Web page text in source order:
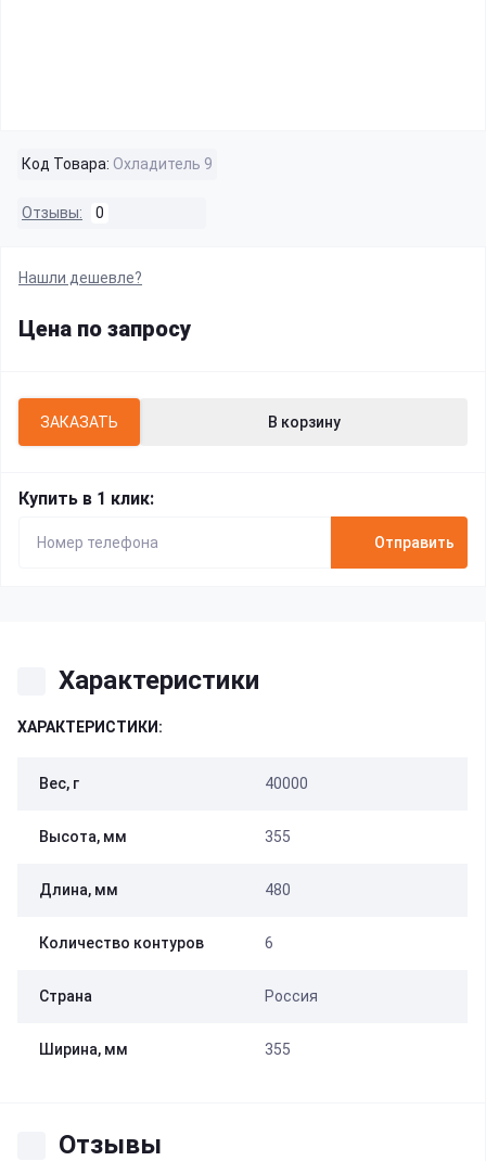
Код Товара: Охладитель 9
Отзывы: 0
Нашли дешевле?
Цена по запросу
ЗАКАЗАТЬ В корзину
Купить в 1 клик:
Отправить
Характеристики
ХАРАКТЕРИСТИКИ:
Вес, г 40000
Высота, мм 355
Длина, мм 480
Количество контуров 6
Страна Россия
Ширина, мм 355
Отзывы